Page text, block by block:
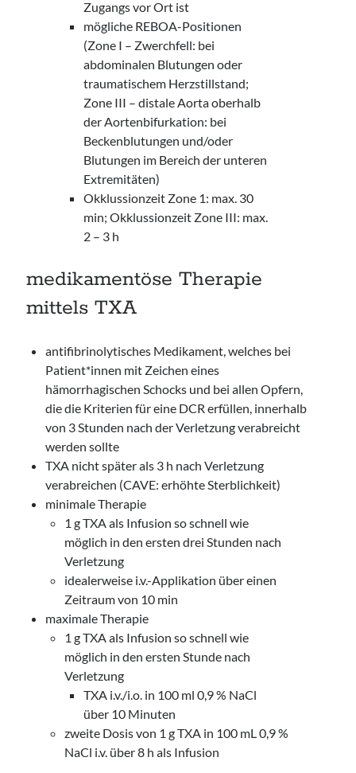
Zugangs vor Ort ist
mögliche REBOA-Positionen
(Zone I – Zwerchfell: bei
abdominalen Blutungen oder
traumatischem Herzstillstand;
Zone III – distale Aorta oberhalb
der Aortenbifurkation: bei
Beckenblutungen und/oder
Blutungen im Bereich der unteren
Extremitäten)
Okklussionzeit Zone 1: max. 30
min; Okklussionzeit Zone III: max.
2 – 3 h
medikamentöse Therapie
mittels TXA
antifibrinolytisches Medikament, welches bei
Patient*innen mit Zeichen eines
hämorrhagischen Schocks und bei allen Opfern,
die die Kriterien für eine DCR erfüllen, innerhalb
von 3 Stunden nach der Verletzung verabreicht
werden sollte
TXA nicht später als 3 h nach Verletzung
verabreichen (CAVE: erhöhte Sterblichkeit)
minimale Therapie
1 g TXA als Infusion so schnell wie
möglich in den ersten drei Stunden nach
Verletzung
idealerweise i.v.-Applikation über einen
Zeitraum von 10 min
maximale Therapie
1 g TXA als Infusion so schnell wie
möglich in den ersten Stunde nach
Verletzung
TXA i.v./i.o. in 100 ml 0,9 % NaCl
über 10 Minuten
zweite Dosis von 1 g TXA in 100 mL 0,9 %
NaCl i.v. über 8 h als Infusion